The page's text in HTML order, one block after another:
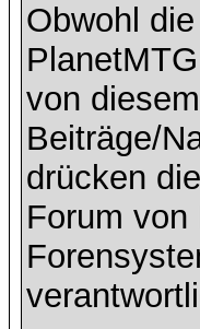
Obwohl
von
Beiträge/
drücken
Forum